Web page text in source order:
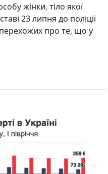
жінки, тіло якої
23 липня до поліції
про те, що у